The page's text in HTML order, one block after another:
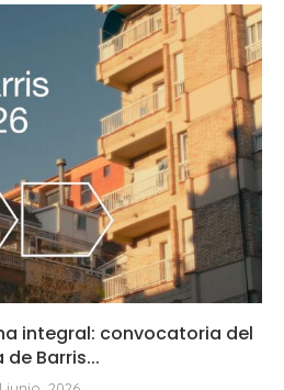
integral: convocatoria del
de Barris...